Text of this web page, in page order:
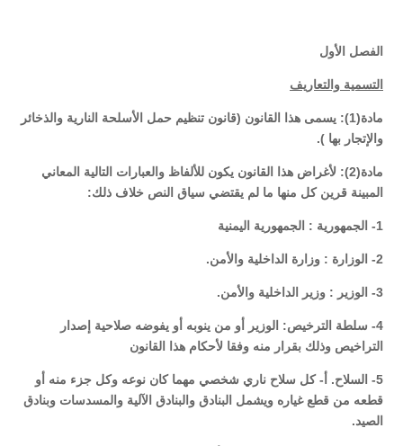
الفصل الأول
التسمية والتعاريف
مادة(1): يسمى هذا القانون (قانون تنظيم حمل الأسلحة النارية والذخائر
والإتجار بها ).
مادة(2): لأغراض هذا القانون يكون للألفاظ والعبارات التالية المعاني
المبينة قرين كل منها ما لم يقتضي سياق النص خلاف ذلك:
1- الجمهورية : الجمهورية اليمنية
2- الوزارة : وزارة الداخلية والأمن.
3- الوزير : وزير الداخلية والأمن.
4- سلطة الترخيص: الوزير أو من ينوبه أو يفوضه صلاحية إصدار
التراخيص وذلك بقرار منه وفقا لأحكام هذا القانون
5- السلاح. أ- كل سلاح ناري شخصي مهما كان نوعه وكل جزء منه أو
قطعه من قطع غياره ويشمل البنادق والبنادق الآلية والمسدسات وبنادق
الصيد.